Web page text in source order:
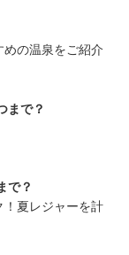
の温泉をご紹介
まで？
で？
夏レジャーを計